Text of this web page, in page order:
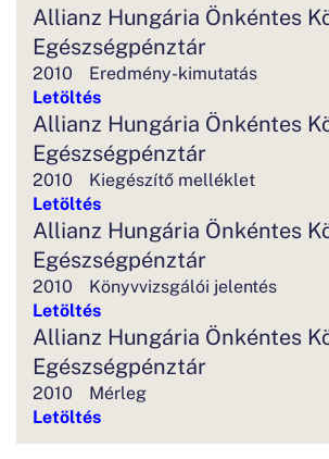
Allianz Hungária Önkéntes
Egészségpénztár
2010
Eredmény-kimutatás
Letöltés
Allianz Hungária Önkéntes
Egészségpénztár
2010
Kiegészítő melléklet
Letöltés
Allianz Hungária Önkéntes
Egészségpénztár
2010
Könyvvizsgálói jelentés
Letöltés
Allianz Hungária Önkéntes
Egészségpénztár
2010
Mérleg
Letöltés